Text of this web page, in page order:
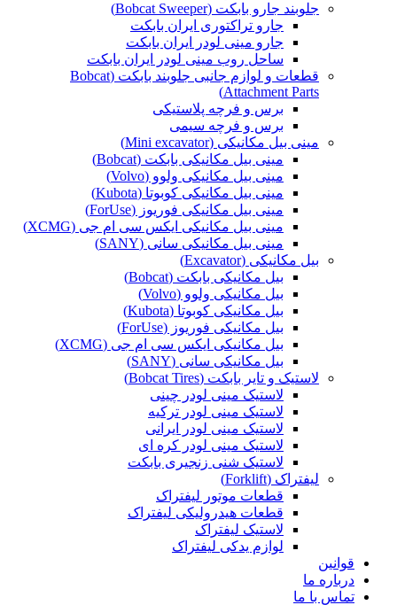
جلوبند جارو بابکت (Bobcat Sweeper)
جارو تراکتوری ایران بابکت
جارو مینی لودر ایران بابکت
ساحل روب مینی لودر ایران بابکت
قطعات و لوازم جانبی جلوبند بابکت (Bobcat
Attachment Parts)
برس و فرچه پلاستیکی
برس و فرچه سیمی
مینی بیل مکانیکی (Mini excavator)
مینی بیل مکانیکی بابکت (Bobcat)
مینی بیل مکانیکی ولوو (Volvo)
مینی بیل مکانیکی کوبوتا (Kubota)
مینی بیل مکانیکی فوریوز (ForUse)
مینی بیل مکانیکی ایکس سی ام جی (XCMG)
مینی بیل مکانیکی سانی (SANY)
بیل مکانیکی (Excavator)
بیل مکانیکی بابکت (Bobcat)
بیل مکانیکی ولوو (Volvo)
بیل مکانیکی کوبوتا (Kubota)
بیل مکانیکی فوریوز (ForUse)
بیل مکانیکی ایکس سی ام جی (XCMG)
بیل مکانیکی سانی (SANY)
لاستیک و تایر بابکت (Bobcat Tires)
لاستیک مینی لودر چینی
لاستیک مینی لودر ترکیه
لاستیک مینی لودر ایرانی
لاستیک مینی لودر کره ای
لاستیک شنی زنجیری بابکت
لیفتراک (Forklift)
قطعات موتور لیفتراک
قطعات هیدرولیکی لیفتراک
لاستیک لیفتراک
لوازم یدکی لیفتراک
قوانین
درباره ما
تماس با ما